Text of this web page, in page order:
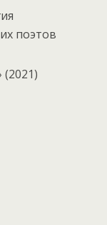
поэтов